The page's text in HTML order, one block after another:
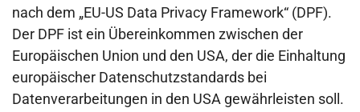
nach dem „EU-US Data Privacy Framework“ (DPF).
Der DPF ist ein Übereinkommen zwischen der
Europäischen Union und den USA, der die Einhaltung
europäischer Datenschutzstandards bei
Datenverarbeitungen in den USA gewährleisten soll.